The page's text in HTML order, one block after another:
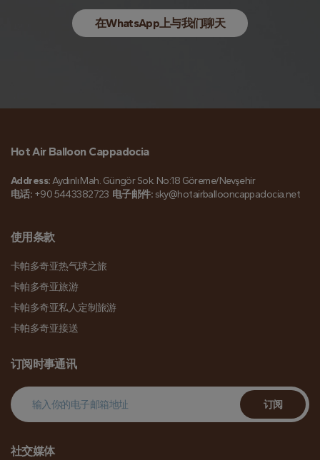
在WhatsApp上与我们聊天
Hot Air Balloon Cappadocia
Address:Aydınlı Mah. Güngör Sok. No:18 Göreme/Nevşehir
电话: +90 5443382723 电子邮件: sky@hotairballooncappadocia.net
使用条款
卡帕多奇亚热气球之旅
卡帕多奇亚旅游
卡帕多奇亚私人定制旅游
卡帕多奇亚接送
订阅时事通讯
订阅
社交媒体